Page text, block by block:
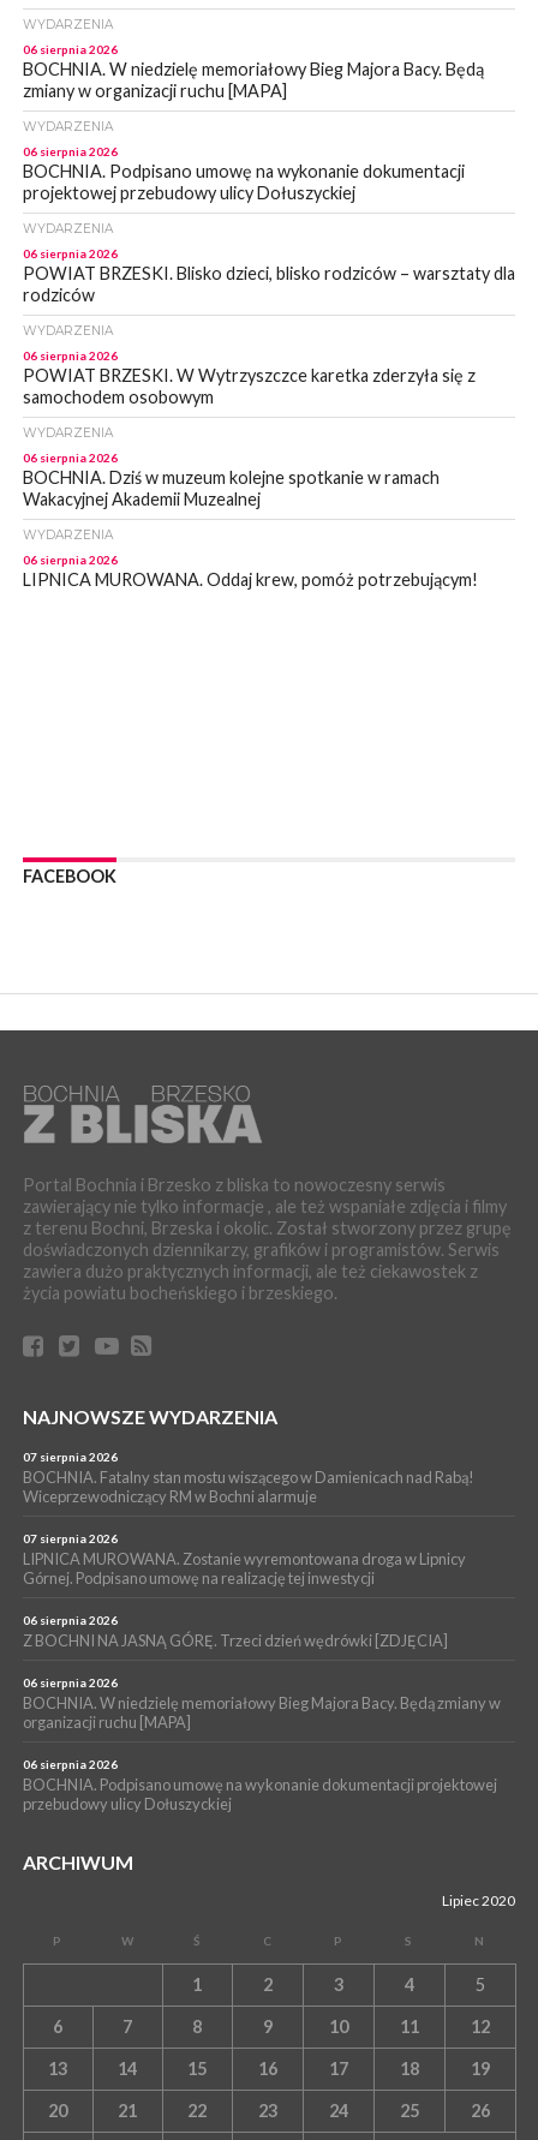
WYDARZENIA
06 sierpnia 2026
BOCHNIA. W niedzielę memoriałowy Bieg Majora Bacy. Będą
zmiany w organizacji ruchu [MAPA]
WYDARZENIA
06 sierpnia 2026
BOCHNIA. Podpisano umowę na wykonanie dokumentacji
projektowej przebudowy ulicy Dołuszyckiej
WYDARZENIA
06 sierpnia 2026
POWIAT BRZESKI. Blisko dzieci, blisko rodziców – warsztaty dla
rodziców
WYDARZENIA
06 sierpnia 2026
POWIAT BRZESKI. W Wytrzyszczce karetka zderzyła się z
samochodem osobowym
WYDARZENIA
06 sierpnia 2026
BOCHNIA. Dziś w muzeum kolejne spotkanie w ramach
Wakacyjnej Akademii Muzealnej
WYDARZENIA
06 sierpnia 2026
LIPNICA MUROWANA. Oddaj krew, pomóż potrzebującym!
Grzyba: Zenek Martyniuk i Justyna Steczkowska
WYDARZENIA
05 sierpnia 2026
LIPNICA MUROWANA. Na święcie gminy zagra zespół Kombi
WYDARZENIA
05 sierpnia 2026
GMINA DRWINIA. 45 dzieci będzie się uczyć pływać. Zajęcia
ruszą we wrześniu
WYDARZENIA
05 sierpnia 2026
BRZESKO. RPWiK apeluje o racjonalne gospodarowanie wodą
05 sierpnia 2026
WYDARZENIA
04 sierpnia 2026
zabrał dziecko do szpitala w Krakowie
FACEBOOK
Portal Bochnia i Brzesko z bliska to nowoczesny serwis
zawierający nie tylko informacje , ale też wspaniałe zdjęcia i filmy
z terenu Bochni, Brzeska i okolic. Został stworzony przez grupę
doświadczonych dziennikarzy, grafików i programistów. Serwis
zawiera dużo praktycznych informacji, ale też ciekawostek z
życia powiatu bocheńskiego i brzeskiego.
NAJNOWSZE WYDARZENIA
07 sierpnia 2026
BOCHNIA. Fatalny stan mostu wiszącego w Damienicach nad Rabą!
Wiceprzewodniczący RM w Bochni alarmuje
07 sierpnia 2026
LIPNICA MUROWANA. Zostanie wyremontowana droga w Lipnicy
Górnej. Podpisano umowę na realizację tej inwestycji
06 sierpnia 2026
Z BOCHNI NA JASNĄ GÓRĘ. Trzeci dzień wędrówki [ZDJĘCIA]
06 sierpnia 2026
BOCHNIA. W niedzielę memoriałowy Bieg Majora Bacy. Będą zmiany w
organizacji ruchu [MAPA]
06 sierpnia 2026
BOCHNIA. Podpisano umowę na wykonanie dokumentacji projektowej
przebudowy ulicy Dołuszyckiej
ARCHIWUM
Lipiec 2020
P W Ś C P S N
1 2 3 4 5
6 7 8 9 10 11 12
13 14 15 16 17 18 19
20 21 22 23 24 25 26